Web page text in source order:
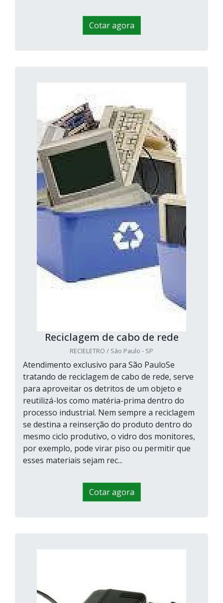
Cotar agora
Reciclagem de cabo de rede
RECIELETRO / São Paulo - SP
Atendimento exclusivo para São PauloSe
tratando de reciclagem de cabo de rede, serve
para aproveitar os detritos de um objeto e
reutilizá-los como matéria-prima dentro do
processo industrial. Nem sempre a reciclagem
se destina a reinserção do produto dentro do
mesmo ciclo produtivo, o vidro dos monitores,
por exemplo, pode virar piso ou permitir que
esses materiais sejam rec...
Cotar agora